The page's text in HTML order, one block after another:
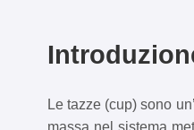
Le tazze (cup) sono
massa nel sistema